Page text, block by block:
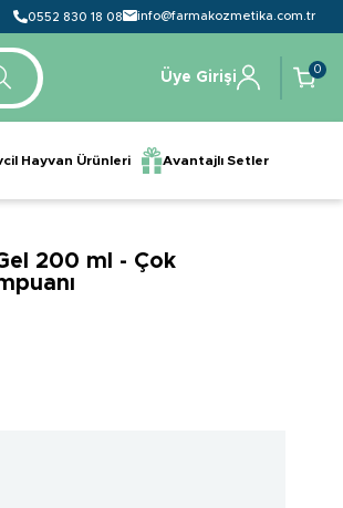
0552 830 18 08 info@farmakozmetika.com.tr
Üye Girişi
0
Hayvan Ürünleri Avantajlı Setler
200 ml - Çok